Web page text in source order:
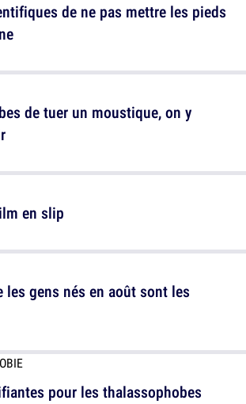
de tuer un moustique, on y
les gens nés en août sont les
de ne pas mettre les pieds
en slip
pour les thalassophobes